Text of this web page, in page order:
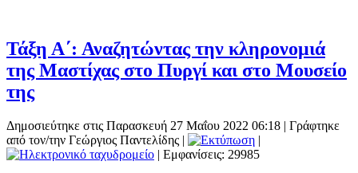
Τάξη Α΄: Αναζητώντας την κληρονομιά
της Μαστίχας στο Πυργί και στο Μουσείο
της
Δημοσιεύτηκε στις Παρασκευή 27 Μαΐου 2022 06:18 | Γράφτηκε
από τον/την Γεώργιος Παντελίδης |
|
| Εμφανίσεις: 29985